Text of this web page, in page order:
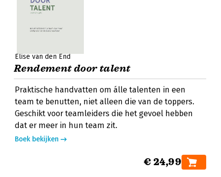
Elise van den End
Rendement door talent
Praktische handvatten om álle talenten in een
team te benutten, niet alleen die van de toppers.
Geschikt voor teamleiders die het gevoel hebben
dat er meer in hun team zit.
Boek bekijken
€ 24,99